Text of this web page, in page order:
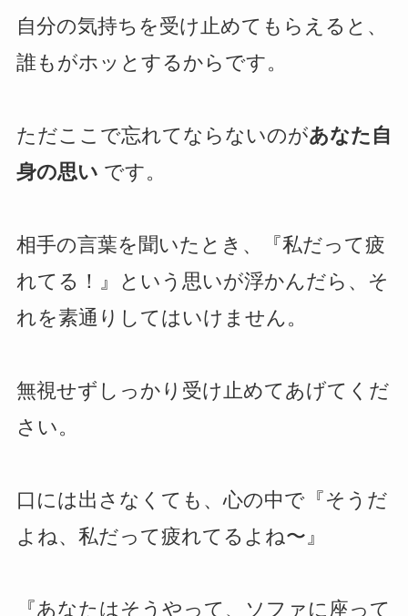
自分の気持ちを受け止めてもらえると、
誰もがホッとするからです。
ただここで忘れてならないのがあなた自
身の思い です。
相手の言葉を聞いたとき、『私だって疲
れてる！』という思いが浮かんだら、そ
れを素通りしてはいけません。
無視せずしっかり受け止めてあげてくだ
さい。
口には出さなくても、心の中で『そうだ
よね、私だって疲れてるよね〜』
『あなたはそうやって、ソファに座って